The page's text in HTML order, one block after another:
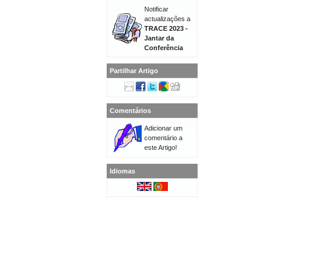
Notificar
actualizações a
TRACE 2023 -
Jantar da
Conferência
Partilhar Artigo
Comentários
Adicionar um
comentário a
este Artigo!
Idiomas